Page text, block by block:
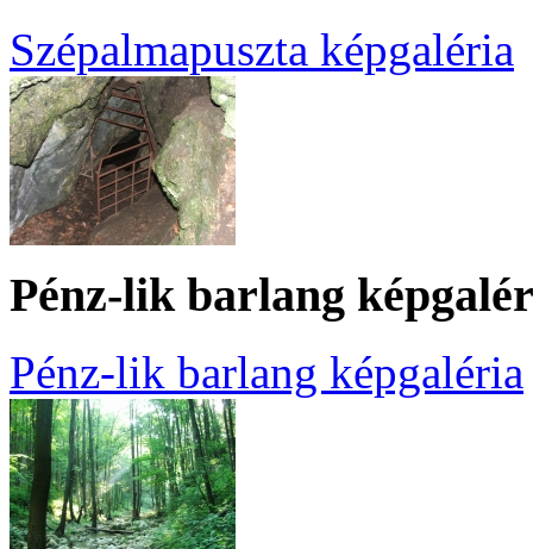
Szépalmapuszta képgaléria
Pénz-lik barlang
Pénz-lik barlang képgaléria